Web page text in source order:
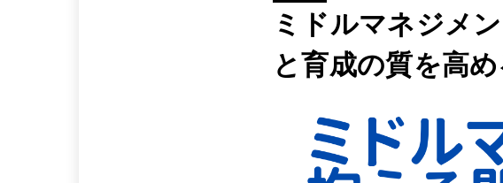
ミドルマネジメ
と育成の質を高